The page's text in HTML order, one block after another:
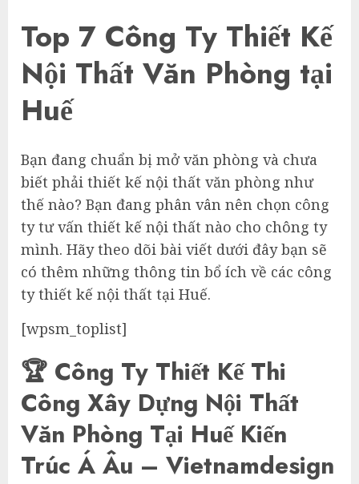
Top 7 Công Ty Thiết Kế
Nội Thất Văn Phòng tại
Huế
Bạn đang chuẩn bị mở văn phòng và chưa
biết phải thiết kế nội thất văn phòng như
thế nào? Bạn đang phân vân nên chọn công
ty tư vấn thiết kế nội thất nào cho chông ty
mình. Hãy theo dõi bài viết dưới đây bạn sẽ
có thêm những thông tin bổ ích về các công
ty thiết kế nội thất tại Huế.
[wpsm_toplist]
🏆 Công Ty Thiết Kế Thi
Công Xây Dựng Nội Thất
Văn Phòng Tại Huế Kiến
Trúc Á Âu – Vietnamdesign